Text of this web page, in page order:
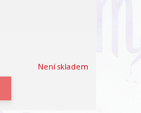
Není skladem